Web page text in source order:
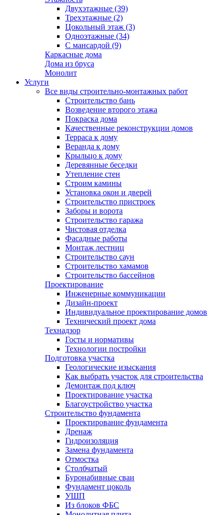
Двухэтажные (39)
Трехэтажные (2)
Цокольный этаж (3)
Одноэтажные (34)
С мансардой (9)
Каркасные дома
Дома из бруса
Монолит
Услуги
Все виды строительно-монтажных работ
Строительство бань
Возведение второго этажа
Покраска дома
Качественные реконструкции домов
Терраса к дому
Веранда к дому
Крыльцо к дому
Деревянные беседки
Утепление стен
Строим камины
Установка окон и дверей
Строительство пристроек
Заборы и ворота
Строительство гаража
Чистовая отделка
Фасадные работы
Монтаж лестниц
Строительство саун
Строительство хамамов
Строительство бассейнов
Проектирование
Инженерные коммуникации
Дизайн-проект
Индивидуальное проектирование домов
Технический проект дома
Технадзор
Госты и нормативы
Технологии постройки
Подготовка участка
Геологические изыскания
Как выбрать участок для строительства
Демонтаж под ключ
Проектирование участка
Благоустройство участка
Строительство фундамента
Проектирование фундамента
Дренаж
Гидроизоляция
Замена фундамента
Отмостка
Столбчатый
Буронабивные сваи
Фундамент цоколь
УШП
Из блоков ФБС